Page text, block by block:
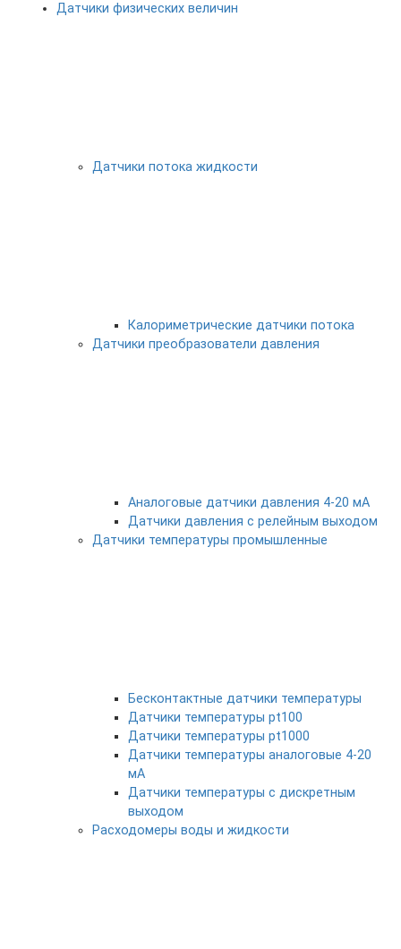
Датчики физических величин
Датчики потока жидкости
Калориметрические датчики потока
Датчики преобразователи давления
Аналоговые датчики давления 4-20 мА
Датчики давления с релейным выходом
Датчики температуры промышленные
Бесконтактные датчики температуры
Датчики температуры pt100
Датчики температуры pt1000
Датчики температуры аналоговые 4-20
мА
Датчики температуры с дискретным
выходом
Расходомеры воды и жидкости